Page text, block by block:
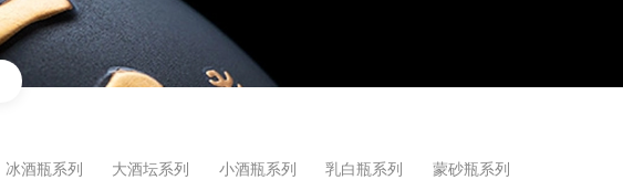
冰酒瓶系列 大酒坛系列 小酒瓶系列 乳白瓶系列 蒙砂瓶系列